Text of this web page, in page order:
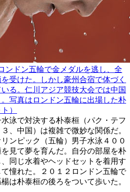
ンドン五輪で金メダルを逃し、全
受けた。しかし豪州合宿で体づく
る。仁川アジア競技大会では中国
写真はロンドン五輪に出場した朴
）
泳で対決する朴泰桓（パク・テフ
、中国）は複雑で微妙な関係だ。
ンピック（五輪）男子水泳４００
見て夢を育んだ。自分の部屋を朴
同じ水着やヘッドセットを着用す
憧れた。２０１２ロンドン五輪で
は朴泰桓の後ろをついて歩いた。